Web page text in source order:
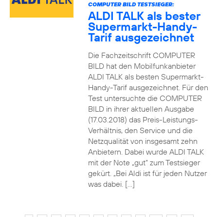
COMPUTER BILD TESTSIEGER:
ALDI TALK als bester
Supermarkt-Handy-
Tarif ausgezeichnet
Die Fachzeitschrift COMPUTER
BILD hat den Mobilfunkanbieter
ALDI TALK als besten Supermarkt-
Handy-Tarif ausgezeichnet. Für den
Test untersuchte die COMPUTER
BILD in ihrer aktuellen Ausgabe
(17.03.2018) das Preis-Leistungs-
Verhältnis, den Service und die
Netzqualität von insgesamt zehn
Anbietern. Dabei wurde ALDI TALK
mit der Note „gut“ zum Testsieger
gekürt. „Bei Aldi ist für jeden Nutzer
was dabei. […]